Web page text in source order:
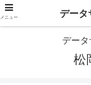
デー
松
メニュー データ